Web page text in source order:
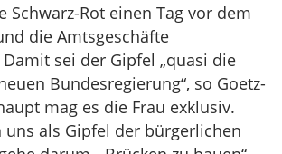
Schwarz-Rot einen Tag vor dem
die Amtsgeschäfte
sei der Gipfel „quasi die
Bundesregierung“, so Goetz-
mag es die Frau exklusiv.
uns als Gipfel der bürgerlichen